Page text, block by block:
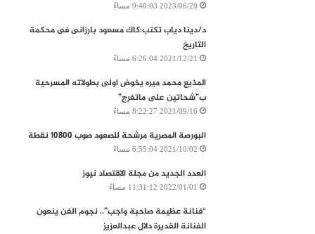
2023/06/20 9:40:03 مساءً
د/دينا دياب تكتب:كاك مسعود بارزانى فى محكمة
التاريخ
2021/12/21 6:26:04 مساءً
المذيع محمد ميره يخوض اولى بطولاته المسرحية
ب”شحاتين على ماتفرج”
2021/09/16 8:22:27 مساءً
البورصة المصرية‭ ‬مرشحة‭ ‬للصعود‭ ‬صوب‭ ‬10800‭ ‬نقطة
2021/10/02 6:55:04 مساءً
العدد الجديد من مجلة الاقتصاد نيوز
2022/01/01 11:31:12 مساءً
“فنانة عظيمة صاحبة واجب”.. نجوم الفن ينعون
الفنانة القديرة دلال عبدالعزيز